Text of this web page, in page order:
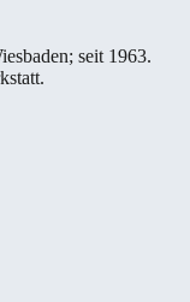
seit 1963.